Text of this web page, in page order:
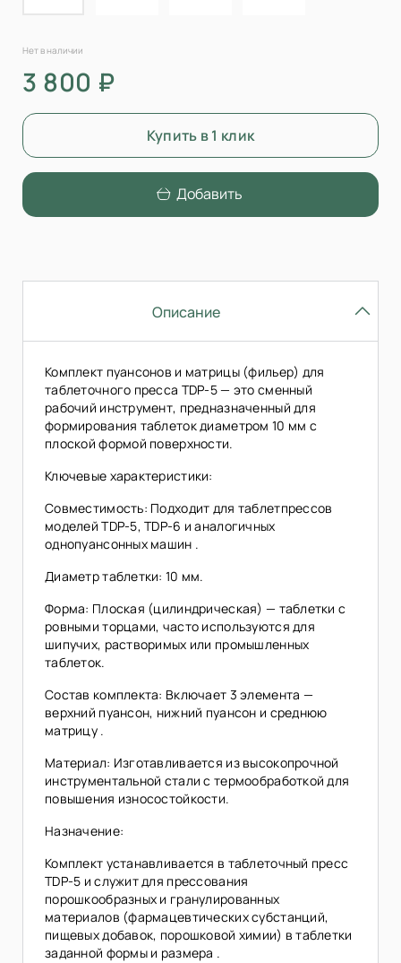
Нет в наличии
3 800 ₽
Купить в 1 клик
Добавить
Описание
Комплект пуансонов и матрицы (фильер) для
таблеточного пресса TDP-5 — это сменный
рабочий инструмент, предназначенный для
формирования таблеток диаметром 10 мм с
плоской формой поверхности.
Ключевые характеристики:
Совместимость: Подходит для таблетпрессов
моделей TDP-5, TDP-6 и аналогичных
однопуансонных машин .
Диаметр таблетки: 10 мм.
Форма: Плоская (цилиндрическая) — таблетки с
ровными торцами, часто используются для
шипучих, растворимых или промышленных
таблеток.
Состав комплекта: Включает 3 элемента —
верхний пуансон, нижний пуансон и среднюю
матрицу .
Материал: Изготавливается из высокопрочной
инструментальной стали с термообработкой для
повышения износостойкости.
Назначение:
Комплект устанавливается в таблеточный пресс
TDP-5 и служит для прессования
порошкообразных и гранулированных
материалов (фармацевтических субстанций,
пищевых добавок, порошковой химии) в таблетки
заданной формы и размера .